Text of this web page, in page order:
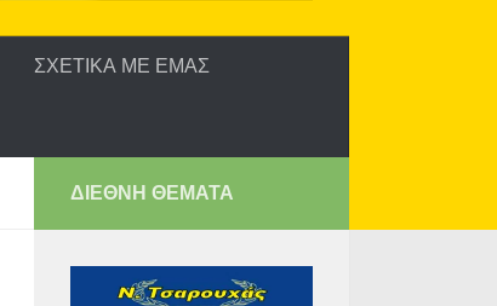
ΣΧΕΤΙΚΑ ΜΕ ΕΜΑΣ
ΔΙΕΘΝΗ ΘΕΜΑΤΑ